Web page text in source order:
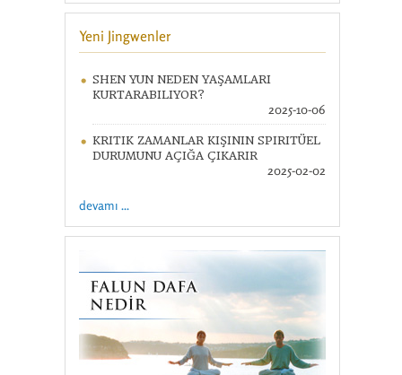
Yeni Jingwenler
SHEN YUN NEDEN YAŞAMLARI
KURTARABILIYOR?
2025-10-06
KRITIK ZAMANLAR KIŞININ SPIRITÜEL
DURUMUNU AÇIĞA ÇIKARIR
2025-02-02
devamı ...